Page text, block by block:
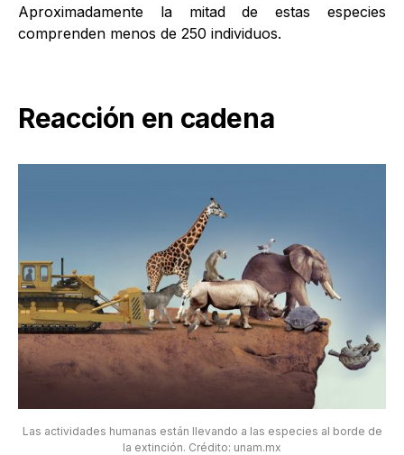
Aproximadamente la mitad de estas especies
comprenden menos de 250 individuos.
Reacción en cadena
Las actividades humanas están llevando a las especies al borde de
la extinción. Crédito: unam.mx